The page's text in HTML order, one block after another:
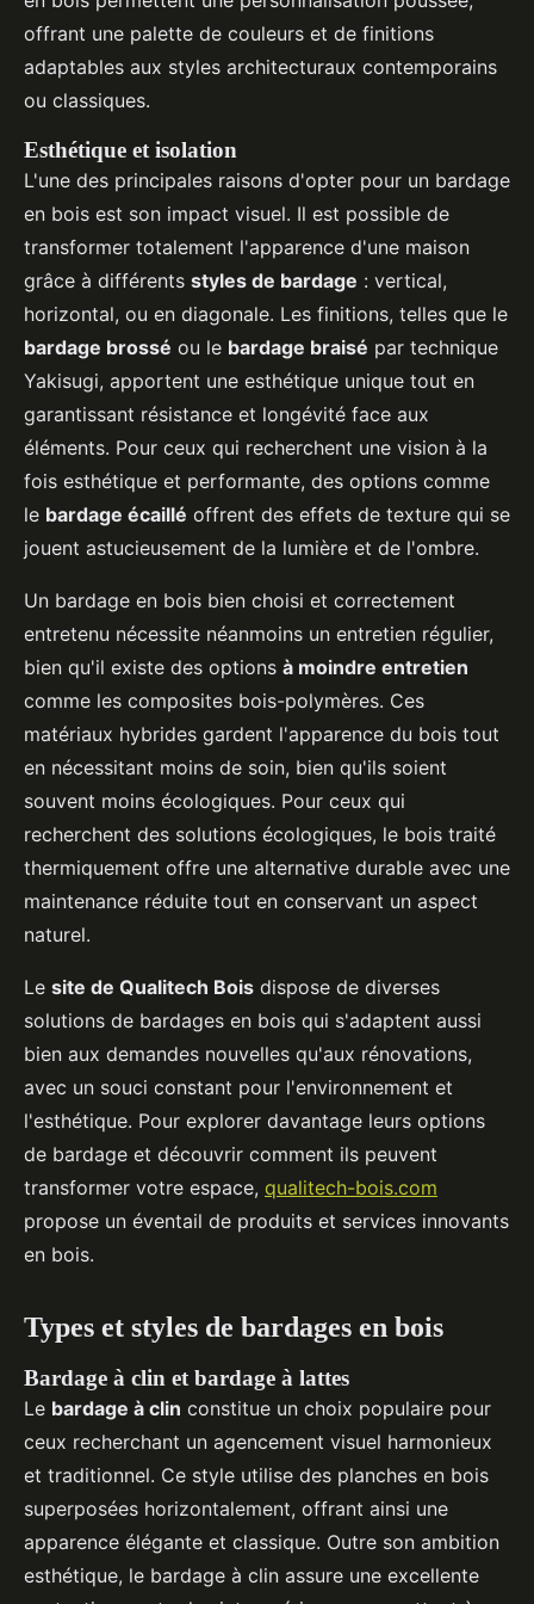
offrant une palette de couleurs et de finitions
adaptables aux styles architecturaux contemporains
ou classiques.
Esthétique et isolation
L'une des principales raisons d'opter pour un bardage
en bois est son impact visuel. Il est possible de
transformer totalement l'apparence d'une maison
grâce à différents styles de bardage : vertical,
horizontal, ou en diagonale. Les finitions, telles que le
bardage brossé ou le bardage braisé par technique
Yakisugi, apportent une esthétique unique tout en
garantissant résistance et longévité face aux
éléments. Pour ceux qui recherchent une vision à la
fois esthétique et performante, des options comme
le bardage écaillé offrent des effets de texture qui se
jouent astucieusement de la lumière et de l'ombre.
Un bardage en bois bien choisi et correctement
entretenu nécessite néanmoins un entretien régulier,
bien qu'il existe des options à moindre entretien
comme les composites bois-polymères. Ces
matériaux hybrides gardent l'apparence du bois tout
en nécessitant moins de soin, bien qu'ils soient
souvent moins écologiques. Pour ceux qui
recherchent des solutions écologiques, le bois traité
thermiquement offre une alternative durable avec une
maintenance réduite tout en conservant un aspect
naturel.
Le site de Qualitech Bois dispose de diverses
solutions de bardages en bois qui s'adaptent aussi
bien aux demandes nouvelles qu'aux rénovations,
avec un souci constant pour l'environnement et
l'esthétique. Pour explorer davantage leurs options
de bardage et découvrir comment ils peuvent
transformer votre espace, qualitech-bois.com
propose un éventail de produits et services innovants
en bois.
Types et styles de bardages en bois
Bardage à clin et bardage à lattes
Le bardage à clin constitue un choix populaire pour
ceux recherchant un agencement visuel harmonieux
et traditionnel. Ce style utilise des planches en bois
superposées horizontalement, offrant ainsi une
apparence élégante et classique. Outre son ambition
esthétique, le bardage à clin assure une excellente